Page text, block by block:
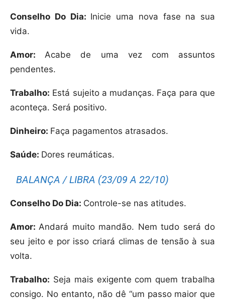
Conselho Do Dia: Inicie uma nova fase na sua
vida.
Amor:Acabe de uma vez com assuntos
pendentes.
Trabalho: Está sujeito a mudanças. Faça para que
aconteça. Será positivo.
Dinheiro: Faça pagamentos atrasados.
Saúde: Dores reumáticas.
BALANÇA / LIBRA (23/09 A 22/10)
Conselho Do Dia: Controle-se nas atitudes.
Amor:Andará muito mandão. Nem tudo será do
seu jeito e por isso criará climas de tensão à sua
volta.
Trabalho: Seja mais exigente com quem trabalha
consigo. No entanto, não dê “um passo maior que